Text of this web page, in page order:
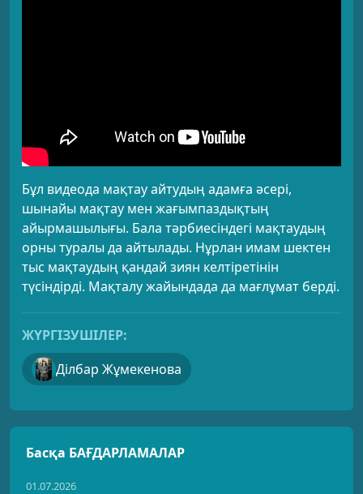
Бұл видеода мақтау айтудың адамға әсері,
шынайы мақтау мен жағымпаздықтың
айырмашылығы. Бала тәрбиесіндегі мақтаудың
орны туралы да айтылады. Нұрлан имам шектен
тыс мақтаудың қандай зиян келтіретінін
түсіндірді. Мақталу жайындада да мағлұмат берді.
ЖҮРГІЗУШІЛЕР:
Ділбар Жұмекенова
Басқа БАҒДАРЛАМАЛАР
01.07.2026